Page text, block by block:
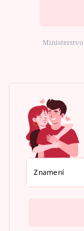
Ministerstvo